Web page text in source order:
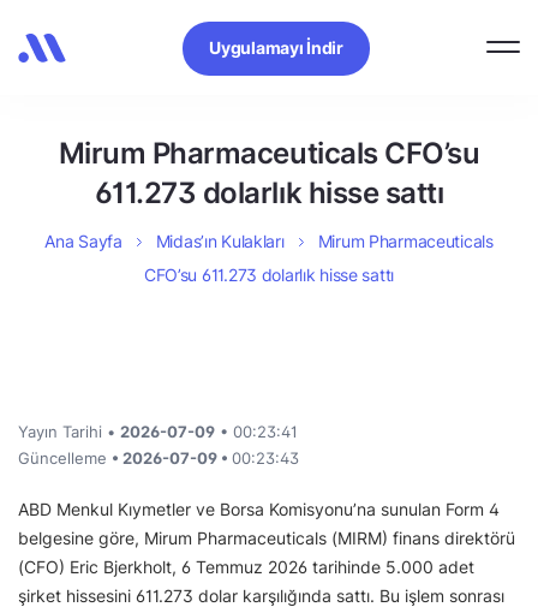
Uygulamayı İndir
Mirum Pharmaceuticals CFO’su
611.273 dolarlık hisse sattı
Ana Sayfa Midas’ın Kulakları
Mirum Pharmaceuticals
CFO’su 611.273 dolarlık hisse sattı
Yayın Tarihi • 2026-07-09 • 00:23:41
Güncelleme • 2026-07-09 • 00:23:43
ABD Menkul Kıymetler ve Borsa Komisyonu’na sunulan Form 4
belgesine göre, Mirum Pharmaceuticals (MIRM) finans direktörü
(CFO) Eric Bjerkholt, 6 Temmuz 2026 tarihinde 5.000 adet
şirket hissesini 611.273 dolar karşılığında sattı. Bu işlem sonrası